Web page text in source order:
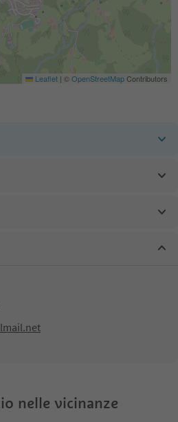
Leaflet | ©OpenStreetMapContributors
nelle vicinanze